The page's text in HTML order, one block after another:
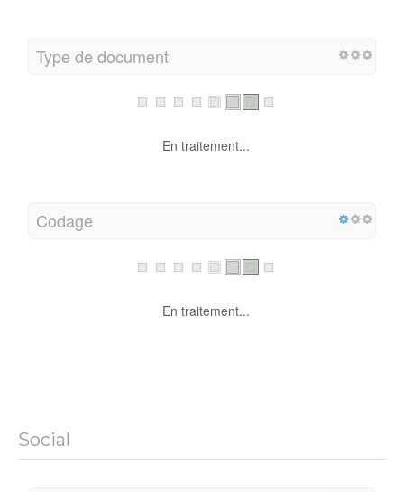
Type de document
En traitement...
Codage
En traitement...
Social